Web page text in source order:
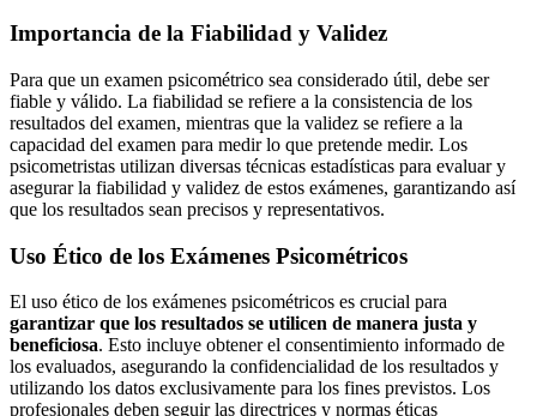
Importancia de la Fiabilidad y Validez
Para que un examen psicométrico sea considerado útil, debe ser
fiable y válido. La fiabilidad se refiere a la consistencia de los
resultados del examen, mientras que la validez se refiere a la
capacidad del examen para medir lo que pretende medir. Los
psicometristas utilizan diversas técnicas estadísticas para evaluar y
asegurar la fiabilidad y validez de estos exámenes, garantizando así
que los resultados sean precisos y representativos.
Uso Ético de los Exámenes Psicométricos
El uso ético de los exámenes psicométricos es crucial para
garantizar que los resultados se utilicen de manera justa y
beneficiosa. Esto incluye obtener el consentimiento informado de
los evaluados, asegurando la confidencialidad de los resultados y
utilizando los datos exclusivamente para los fines previstos. Los
profesionales deben seguir las directrices y normas éticas